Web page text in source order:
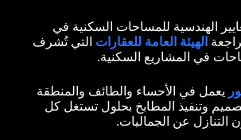
الهندسية للمساحات السكنية في
الهيئة العامة للعقارات التي تُشرف
في المشاريع السكنية.
يعمل في الأحساء والطائف والمنطقة
وتنفيذ المطابخ بحلول تستغل كل
عن الجماليات.